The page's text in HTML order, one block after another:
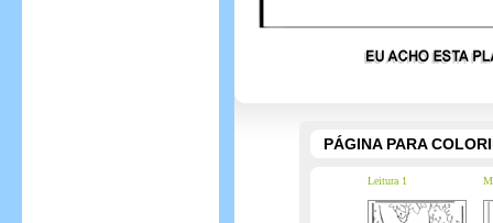
PÁGINA PARA
Leitura 1